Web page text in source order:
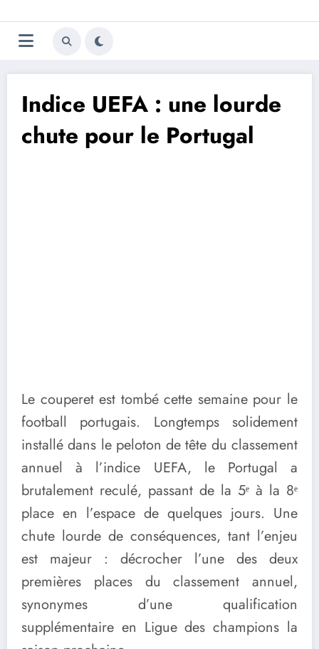
au
contenu
Trivela
L'actualité du football
Indice UEFA : une lourde
chute pour le Portugal
Le couperet est tombé cette semaine pour le
football portugais. Longtemps solidement
installé dans le peloton de tête du classement
annuel à l’indice UEFA, le Portugal a
brutalement reculé, passant de la 5ᵉ à la 8ᵉ
place en l’espace de quelques jours. Une
chute lourde de conséquences, tant l’enjeu
est majeur : décrocher l’une des deux
premières places du classement annuel,
synonymes d’une qualification
supplémentaire en Ligue des champions la